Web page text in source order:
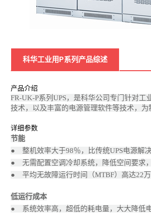
科华工业用P系列产品综述
产品介绍
FR-UK-P系列UPS，是科华公司专门针对
技术，以及丰富的电源管理软件等技术，
详细参数
节能
● 整机效率大于98％，比传统UPS电源解
● 无需配置空调冷却系统，降低空间要求
● 平均无故障运行时间（MTBF）高达22
低运行成本
● 系统效率高，超低的耗电量，大大降低